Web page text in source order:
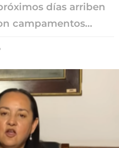
días arriben
campamentos...
s
s
g
o